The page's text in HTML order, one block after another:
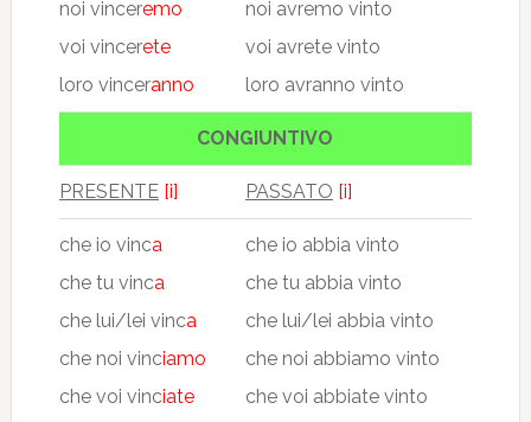
noi vinceremo
voi vincerete
loro vinceranno
noi avremo vinto
voi avrete vinto
loro avranno vinto
CONGIUNTIVO
PRESENTE [i] PASSATO [i]
che io vinca
che tu vinca
che lui/lei vinca
che noi vinciamo
che voi vinciate
che io abbia vinto
che tu abbia vinto
che lui/lei abbia vinto
che noi abbiamo vinto
che voi abbiate vinto